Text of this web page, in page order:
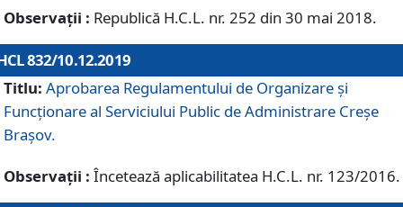
Observații : Republică H.C.L. nr. 252 din 30 mai 2018.
832/10.12.2019
Titlu: Aprobarea Regulamentului de Organizare și
Funcționare al Serviciului Public de Administrare Creșe
Brașov.
Observații : Încetează aplicabilitatea H.C.L. nr. 123/2016.